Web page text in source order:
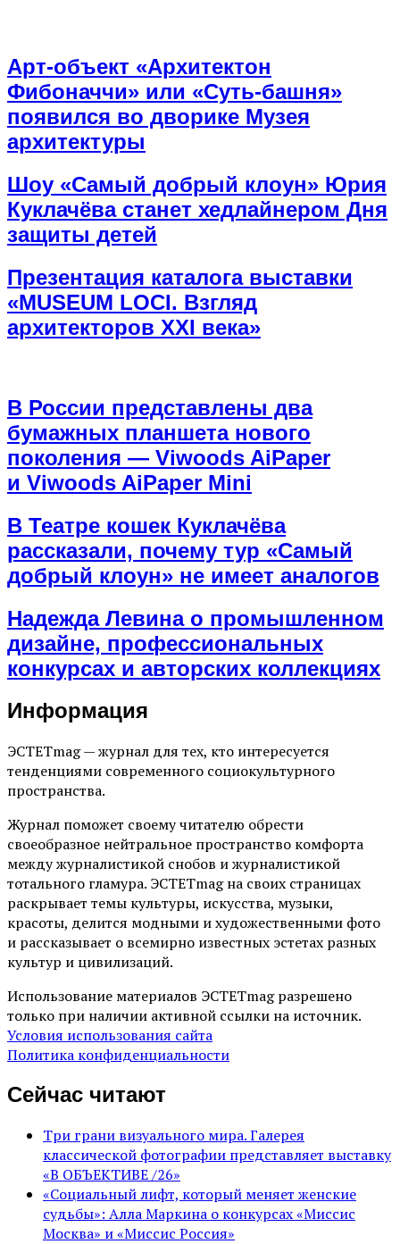
Арт-объект «Архитектон
Фибоначчи» или «Суть-башня»
появился во дворике Музея
архитектуры
Шоу «Самый добрый клоун» Юрия
Куклачёва станет хедлайнером Дня
защиты детей
Презентация каталога выставки
«MUSEUM LOCI. Взгляд
архитекторов XXI века»
В России представлены два
бумажных планшета нового
поколения — Viwoods AiPaper
и Viwoods AiPaper Mini
В Театре кошек Куклачёва
рассказали, почему тур «Самый
добрый клоун» не имеет аналогов
Надежда Левина о промышленном
дизайне, профессиональных
конкурсах и авторских коллекциях
Информация
ЭСТЕТmag — журнал для тех, кто интересуется
тенденциями современного социокультурного
пространства.
Журнал поможет своему читателю обрести
своеобразное нейтральное пространство комфорта
между журналистикой снобов и журналистикой
тотального гламура. ЭСТЕТmag на своих страницах
раскрывает темы культуры, искусства, музыки,
красоты, делится модными и художественными фото
и рассказывает о всемирно известных эстетах разных
культур и цивилизаций.
Использование материалов ЭСТЕТmag разрешено
только при наличии активной ссылки на источник.
Условия использования сайта
Политика конфиденциальности
Сейчас читают
Три грани визуального мира. Галерея
классической фотографии представляет выставку
«В ОБЪЕКТИВЕ /26»
«Социальный лифт, который меняет женские
судьбы»: Алла Маркина о конкурсах «Миссис
Москва» и «Миссис Россия»